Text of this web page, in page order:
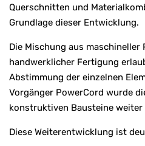
Querschnitten und
Grundlage dieser Entwicklung.
Die Mischung aus maschineller
handwerklicher Fertigung
Abstimmung der einzelnen
Vorgänger PowerCord wurde
konstruktiven Bausteine
Diese Weiterentwicklung ist